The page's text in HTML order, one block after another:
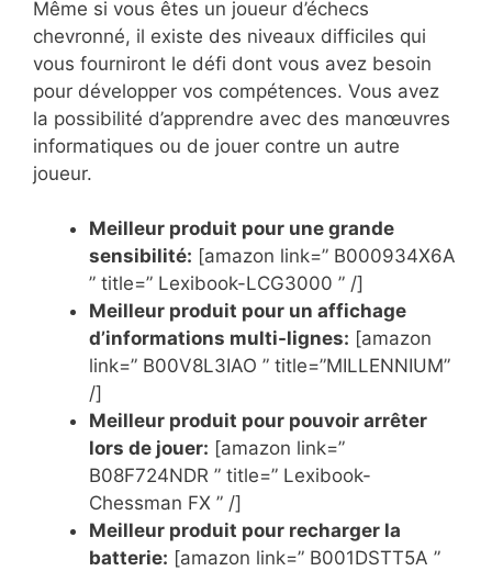
Même si vous êtes un joueur d’échecs
chevronné, il existe des niveaux difficiles qui
vous fourniront le défi dont vous avez besoin
pour développer vos compétences. Vous avez
la possibilité d’apprendre avec des manœuvres
informatiques ou de jouer contre un autre
joueur.
Meilleur produit pour une grande
sensibilité: [amazon link=” B000934X6A
” title=” Lexibook-LCG3000 ” /]
Meilleur produit pour un affichage
d’informations multi-lignes: [amazon
link=” B00V8L3IAO ” title=”MILLENNIUM”
/]
Meilleur produit pour pouvoir arrêter
lors de jouer: [amazon link=”
B08F724NDR ” title=” Lexibook-
Chessman FX ” /]
Meilleur produit pour recharger la
batterie: [amazon link=” B001DSTT5A ”